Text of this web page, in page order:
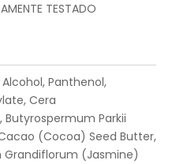
TESTADO
Panthenol,
Cera
Parkii
(Cocoa) Seed Butter,
Grandiflorum (Jasmine)